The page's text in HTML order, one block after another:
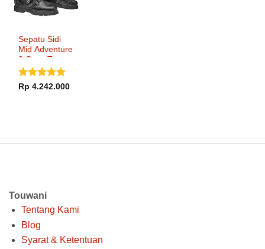
Sepatu Sidi
Mid Adventure
2 Gore-Tex
Dinilai5
Rp 4.242.000
Touwani
Tentang Kami
Blog
Syarat & Ketentuan